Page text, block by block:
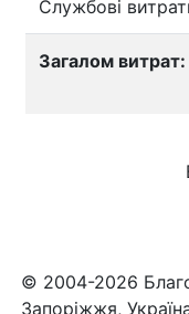
Службові
Загалом витрат:
© 2004-2026
Запоріжжя,